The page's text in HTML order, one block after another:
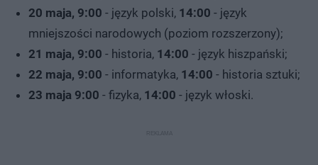
20 maja, 9:00 - język polski, 14:00 - język
mniejszości narodowych (poziom rozszerzony);
21 maja, 9:00 - historia, 14:00 - język hiszpański;
22 maja, 9:00 - informatyka, 14:00 - historia sztuki;
23 maja 9:00 - fizyka, 14:00 - język włoski.